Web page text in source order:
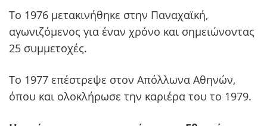
Το 1976 μετακινήθηκε στην Παναχαϊκή,
αγωνιζόμενος για έναν χρόνο και σημειώνοντας
25 συμμετοχές.
Το 1977 επέστρεψε στον Απόλλωνα Αθηνών,
όπου και ολοκλήρωσε την καριέρα του το 1979.